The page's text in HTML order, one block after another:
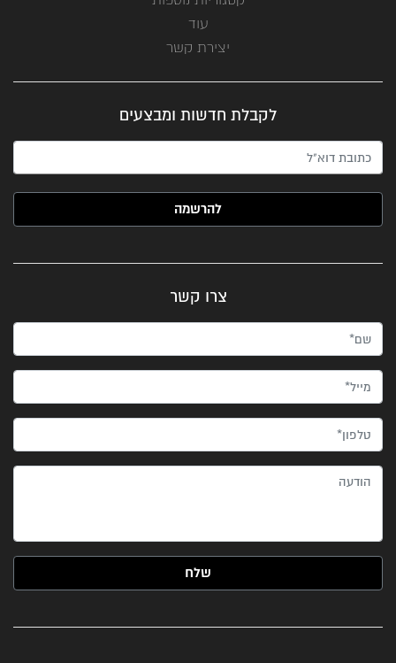
עוד
יצירת קשר
לקבלת חדשות ומבצעים
האימייל שלך (חובה)
צרו קשר